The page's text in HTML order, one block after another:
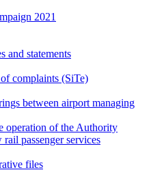
2021
and statements
complaints (SiTe)
between airport managing
operation of the Authority
passenger services
files